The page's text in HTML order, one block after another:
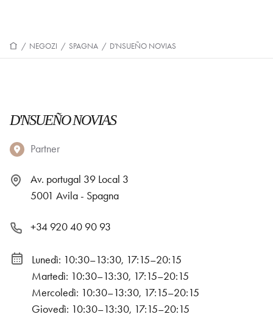
/ NEGOZI / SPAGNA / D'NSUEÑO NOVIAS
D'NSUEÑO NOVIAS
Partner
Av. portugal 39 Local 3
5001 Avila - Spagna
+34 920 40 90 93
Lunedì: 10:30–13:30, 17:15–20:15
Martedì: 10:30–13:30, 17:15–20:15
Mercoledì: 10:30–13:30, 17:15–20:15
Giovedì: 10:30–13:30, 17:15–20:15